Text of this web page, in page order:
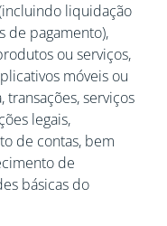
liquidação
de pagamento),
ou serviços,
móveis ou
transações, serviços
legais,
de contas, bem
de
básicas do